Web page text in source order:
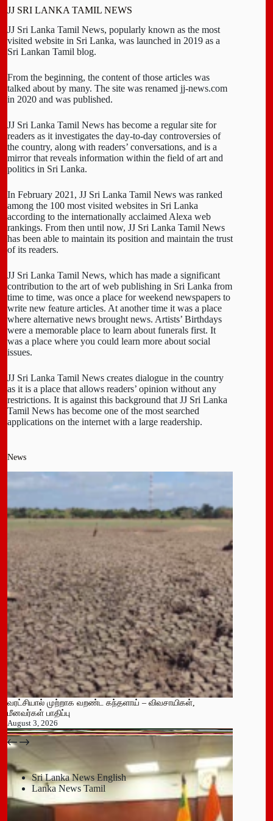
JJ SRI LANKA TAMIL NEWS
JJ Sri Lanka Tamil News, popularly known as the most
visited website in Sri Lanka, was launched in 2019 as a
Sri Lankan Tamil blog.
From the beginning, the content of those articles was
talked about by many. The site was renamed jj-news.com
in 2020 and was published.
JJ Sri Lanka Tamil News has become a regular site for
readers as it investigates the day-to-day controversies of
the country, along with readers’ conversations, and is a
mirror that reveals information within the field of art and
politics in Sri Lanka.
In February 2021, JJ Sri Lanka Tamil News was ranked
among the 100 most visited websites in Sri Lanka
according to the internationally acclaimed Alexa web
rankings. From then until now, JJ Sri Lanka Tamil News
has been able to maintain its position and maintain the trust
of its readers.
JJ Sri Lanka Tamil News, which has made a significant
contribution to the art of web publishing in Sri Lanka from
time to time, was once a place for weekend newspapers to
write new feature articles. At another time it was a place
where alternative news brought news. Artists’ Birthdays
were a memorable place to learn about funerals first. It
was a place where you could learn more about social
issues.
JJ Sri Lanka Tamil News creates dialogue in the country
as it is a place that allows readers’ opinion without any
restrictions. It is against this background that JJ Sri Lanka
Tamil News has become one of the most searched
applications on the internet with a large readership.
News
வரட்சியால் முற்றாக வறண்ட கந்தளாய் – விவசாயிகள்,
மீனவர்கள் பாதிப்பு
August 3, 2026
பதுளை மாநகர சபையின் NPP உறுப்பினர் திடீர் ராஜினாமா!
July 14, 2026
Sri Lanka News English
Lanka News Tamil